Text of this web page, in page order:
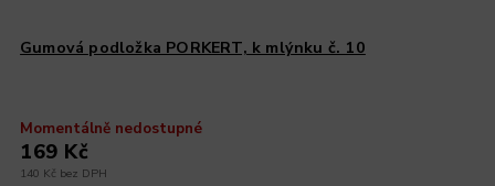
Gumová podložka PORKERT, k mlýnku č. 10
Momentálně nedostupné
140 Kč bez DPH
169 Kč